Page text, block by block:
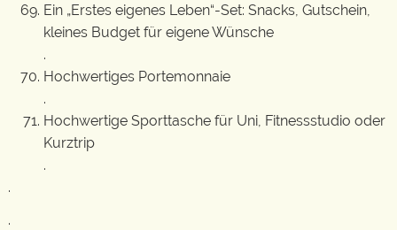
Ein „Erstes eigenes Leben“-Set: Snacks, Gutschein,
kleines Budget für eigene Wünsche
.
Hochwertiges Portemonnaie
.
Hochwertige Sporttasche für Uni, Fitnessstudio oder
Kurztrip
.
.
.